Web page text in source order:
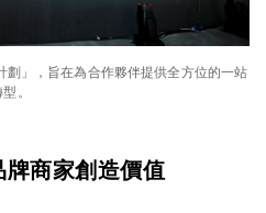
劃」，旨在為合作夥伴提供全方位的一站
。
商家創造價值